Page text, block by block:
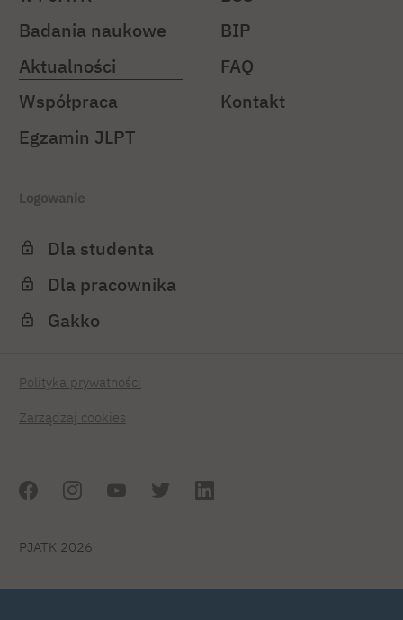
Badania naukowe
Aktualności
Współpraca
Egzamin JLPT
BIP
FAQ
Kontakt
Logowanie
Dla studenta
Dla pracownika
Gakko
Polityka prywatności
Zarządzaj cookies
PJATK 2026